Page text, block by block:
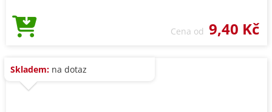
Cena od 9,40 Kč
Skladem: na dotaz